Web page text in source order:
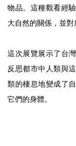
物品。這種觀看經
大自然的關係，並對
這次展覽展示了台
反思都市中人類與
類的棲息地變成了
它們的身體。